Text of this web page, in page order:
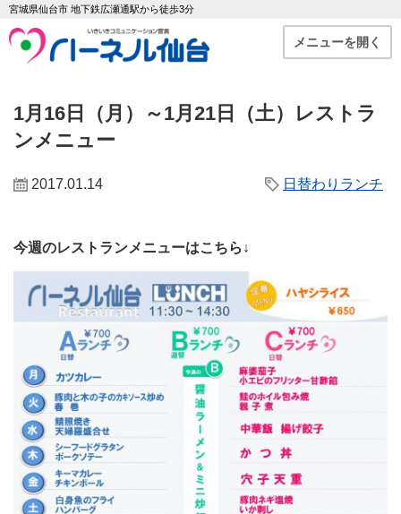
宮城県仙台市 地下鉄広瀬通駅から徒歩3分
メニューを開く
1月16日（月）～1月21日（土）レストラ
ンメニュー
2017.01.14 日替わりランチ
今週のレストランメニューはこちら↓